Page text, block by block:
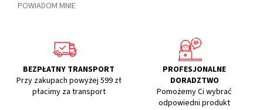
POWIADOM MNIE
BEZPŁATNY TRANSPORT
Przy zakupach powyżej 599 zł
płacimy za transport
PROFESJONALNE
DORADZTWO
Pomożemy Ci wybrać
odpowiedni produkt